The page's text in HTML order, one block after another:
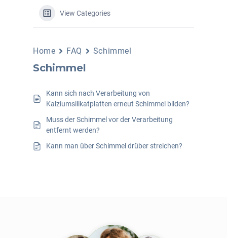
View Categories
Home FAQ Schimmel
Schimmel
Kann sich nach Verarbeitung von
Kalziumsilikatplatten erneut Schimmel bilden?
Muss der Schimmel vor der Verarbeitung
entfernt werden?
Kann man über Schimmel drüber streichen?